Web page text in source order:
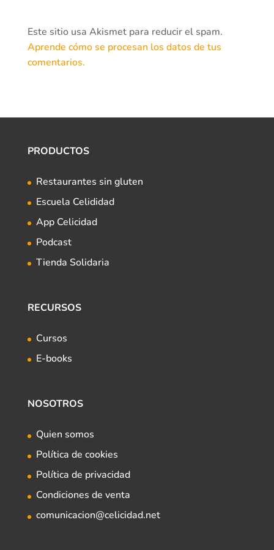
Este sitio usa Akismet para reducir el spam.
Aprende cómo se procesan los datos de tus
comentarios.
PRODUCTOS
Restaurantes sin gluten
Escuela Celididad
App Celicidad
Podcast
Tienda Solidaria
RECURSOS
Cursos
E-books
NOSOTROS
Quien somos
Política de cookies
Política de privacidad
Condiciones de venta
comunicacion@celicidad.net